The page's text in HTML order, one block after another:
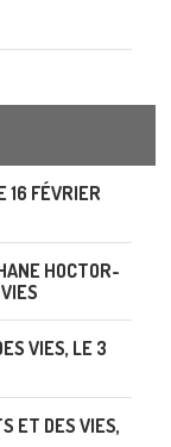
16 FÉVRIER
HOCTOR-
VIES, LE 3
ET DES VIES,